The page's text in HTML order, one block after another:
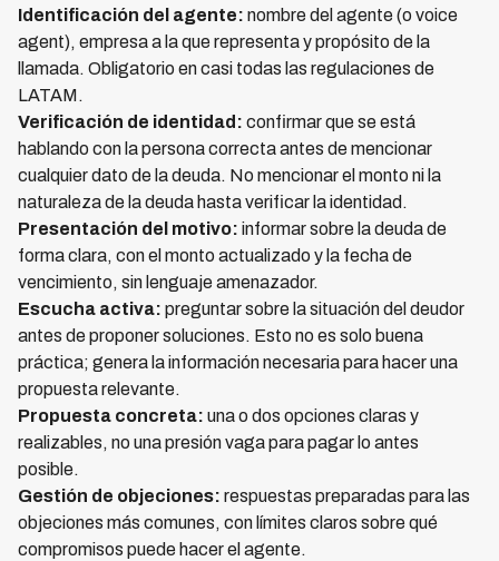
Identificación del agente: nombre del agente (o voice
agent), empresa a la que representa y propósito de la
llamada. Obligatorio en casi todas las regulaciones de
LATAM.
Verificación de identidad: confirmar que se está
hablando con la persona correcta antes de mencionar
cualquier dato de la deuda. No mencionar el monto ni la
naturaleza de la deuda hasta verificar la identidad.
Presentación del motivo: informar sobre la deuda de
forma clara, con el monto actualizado y la fecha de
vencimiento, sin lenguaje amenazador.
Escucha activa: preguntar sobre la situación del deudor
antes de proponer soluciones. Esto no es solo buena
práctica; genera la información necesaria para hacer una
propuesta relevante.
Propuesta concreta: una o dos opciones claras y
realizables, no una presión vaga para pagar lo antes
posible.
Gestión de objeciones: respuestas preparadas para las
objeciones más comunes, con límites claros sobre qué
compromisos puede hacer el agente.